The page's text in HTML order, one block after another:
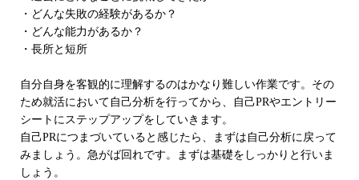
・どんな失敗の経験があるか？
・どんな能力があるか？
・長所と短所
自分自身を客観的に理解するのはかなり難しい作業です。その
ため就活において自己分析を行ってから、自己PRやエントリー
シートにステップアップをしていきます。
自己PRにつまづいていると感じたら、まずは自己分析に戻って
みましょう。急がば回れです。まずは基礎をしっかりと行いま
しょう。